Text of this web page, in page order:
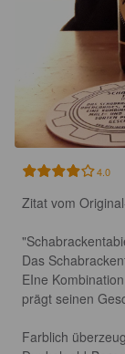
4.0
Zitat vom
Das
EIne
prägt seinen
Farblich